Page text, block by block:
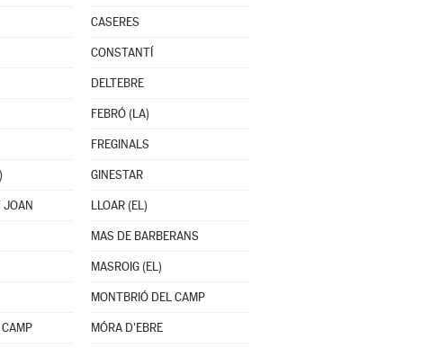
CASERES
CONSTANTÍ
DELTEBRE
FEBRÓ (LA)
FREGINALS
GINESTAR
JOAN LLOAR (EL)
MAS DE BARBERANS
MASROIG (EL)
MONTBRIÓ DEL CAMP
MÓRA D'EBRE